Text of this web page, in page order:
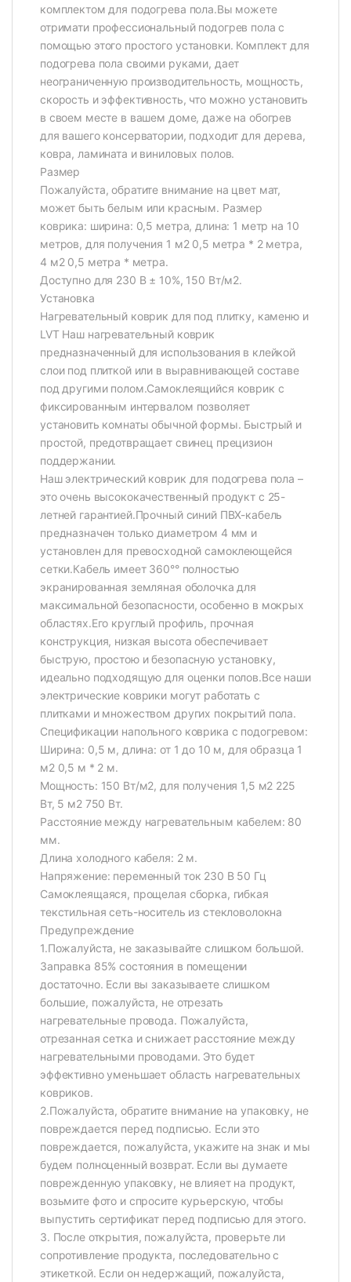
комплектом для подогрева пола.Вы можете
отримати профессиональный подогрев пола с
помощью этого простого установки. Комплект для
подогрева пола своими руками, дает
неограниченную производительность, мощность,
скорость и эффективность, что можно установить
в своем месте в вашем доме, даже на обогрев
для вашего консерватории, подходит для дерева,
ковра, ламината и виниловых полов.
Размер
Пожалуйста, обратите внимание на цвет мат,
может быть белым или красным. Размер
коврика: ширина: 0,5 метра, длина: 1 метр на 10
метров, для получения 1 м2 0,5 метра * 2 метра,
4 м2 0,5 метра * метра.
Доступно для 230 В ± 10%, 150 Вт/м2.
Установка
Нагревательный коврик для под плитку, каменю и
LVT Наш нагревательный коврик
предназначенный для использования в клейкой
слои под плиткой или в выравнивающей составе
под другими полом.Самоклеящийся коврик с
фиксированным интервалом позволяет
установить комнаты обычной формы. Быстрый и
простой, предотвращает свинец прецизион
поддержании.
Наш электрический коврик для подогрева пола –
это очень высококачественный продукт с 25-
летней гарантией.Прочный синий ПВХ-кабель
предназначен только диаметром 4 мм и
установлен для превосходной самоклеющейся
сетки.Кабель имеет 360°° полностью
экранированная земляная оболочка для
максимальной безопасности, особенно в мокрых
областях.Его круглый профиль, прочная
конструкция, низкая высота обеспечивает
быструю, простою и безопасную установку,
идеально подходящую для оценки полов.Все наши
электрические коврики могут работать с
плитками и множеством других покрытий пола.
Спецификации напольного коврика с подогревом:
Ширина: 0,5 м, длина: от 1 до 10 м, для образца 1
м2 0,5 м * 2 м.
Мощность: 150 Вт/м2, для получения 1,5 м2 225
Вт, 5 м2 750 Вт.
Расстояние между нагревательным кабелем: 80
мм.
Длина холодного кабеля: 2 м.
Напряжение: переменный ток 230 В 50 Гц
Самоклеящаяся, прощелая сборка, гибкая
текстильная сеть-носитель из стекловолокна
Предупреждение
1.Пожалуйста, не заказывайте слишком большой.
Заправка 85% состояния в помещении
достаточно. Если вы заказываете слишком
большие, пожалуйста, не отрезать
нагревательные провода. Пожалуйста,
отрезанная сетка и снижает расстояние между
нагревательными проводами. Это будет
эффективно уменьшает область нагревательных
ковриков.
2.Пожалуйста, обратите внимание на упаковку, не
повреждается перед подписью. Если это
повреждается, пожалуйста, укажите на знак и мы
будем полноценный возврат. Если вы думаете
поврежденную упаковку, не влияет на продукт,
возьмите фото и спросите курьерскую, чтобы
выпустить сертификат перед подписью для этого.
3. После открытия, пожалуйста, проверьте ли
сопротивление продукта, последовательно с
этикеткой. Если он недержащий, пожалуйста,